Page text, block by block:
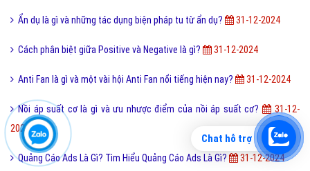
Ẩn dụ là gì và những tác dụng biện pháp tu từ ẩn dụ? 31-12-2024
Cách phân biệt giữa Positive và Negative là gì? 31-12-2024
Anti Fan là gì và một vài hội Anti Fan nổi tiếng hiện nay? 31-12-2024
Nồi áp suất cơ là gì và ưu nhược điểm của nồi áp suất cơ?
31-12-
2024
Quảng Cáo Ads Là Gì? Tìm Hiểu Quảng Cáo Ads Là Gì? 31-12-2024
Chat hỗ trợ